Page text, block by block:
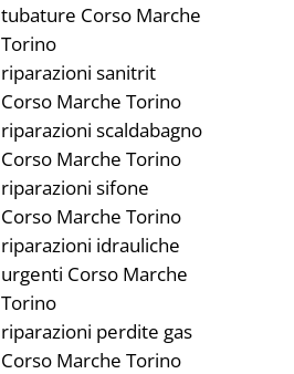
tubature Corso Marche
Torino
riparazioni sanitrit
Corso Marche Torino
riparazioni scaldabagno
Corso Marche Torino
riparazioni sifone
Corso Marche Torino
riparazioni idrauliche
urgenti Corso Marche
Torino
riparazioni perdite gas
Corso Marche Torino